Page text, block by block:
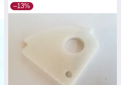
–13%